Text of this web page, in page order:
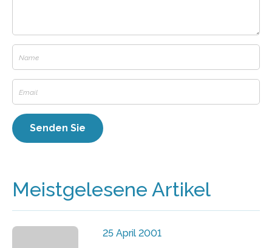
Meistgelesene Artikel
25 April 2001